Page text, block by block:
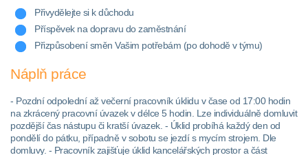
Přivydělejte si k důchodu
Příspěvek na dopravu do zaměstnání
Přizpůsobení směn Vašim potřebám (po dohodě v týmu)
Náplň práce
- Pozdní odpolední až večerní pracovník úklidu v čase od 17:00 hodin
na zkrácený pracovní úvazek v délce 5 hodin. Lze individuálně domluvit
pozdější čas nástupu či kratší úvazek. - Úklid probíhá každý den od
pondělí do pátku, případně v sobotu se jezdí s mycím strojem. Dle
domluvy. - Pracovník zajišťuje úklid kancelářských prostor a část